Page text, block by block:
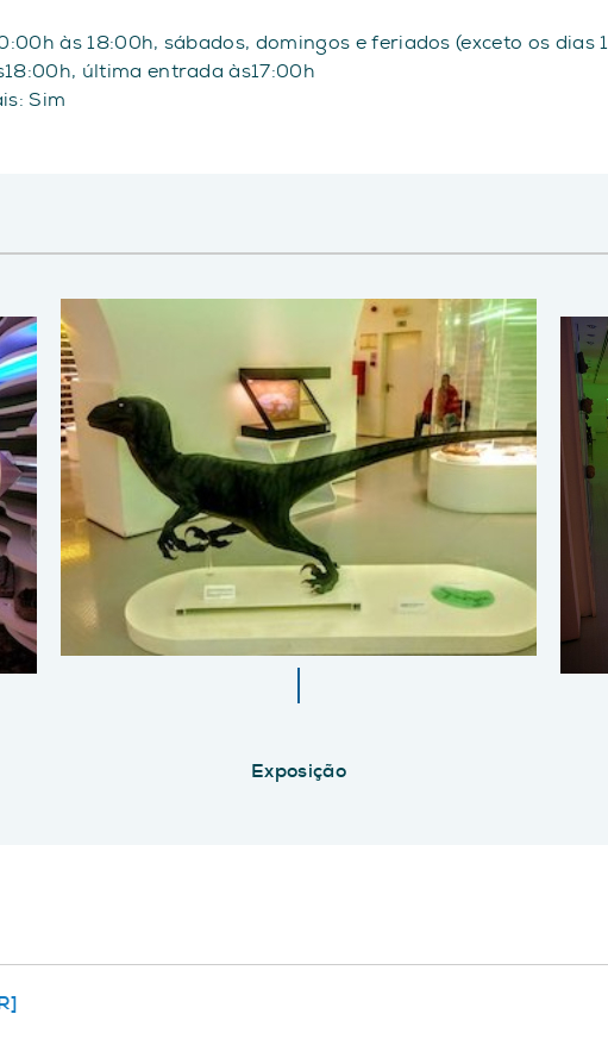
às 18:00h, sábados, domingos e feriados (exceto os dias
última entrada às17:00h
Sim
Exposição